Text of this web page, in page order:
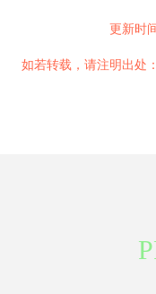
更新时
如若转载，请注明出处